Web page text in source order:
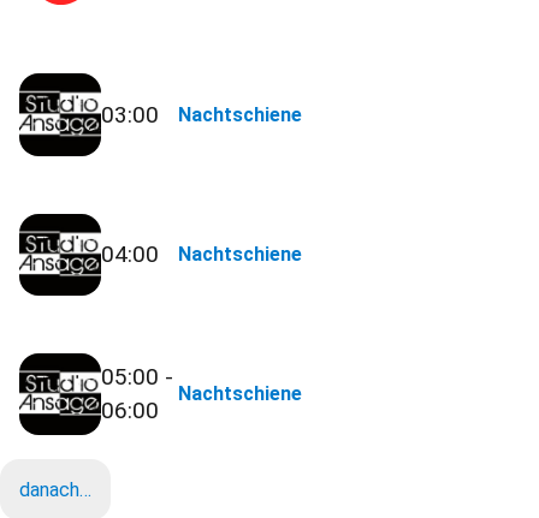
03:00 Nachtschiene
04:00 Nachtschiene
05:00 -
06:00
Nachtschiene
danach…